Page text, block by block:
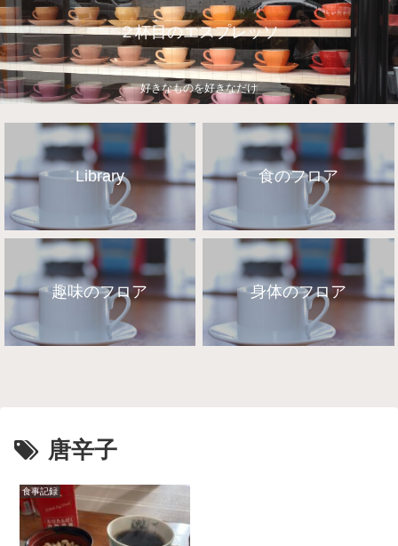
２杯目のエスプレッソ
好きなものを好きなだけ
Library 食のフロア
趣味のフロア 身体のフロア
唐辛子
食事記録